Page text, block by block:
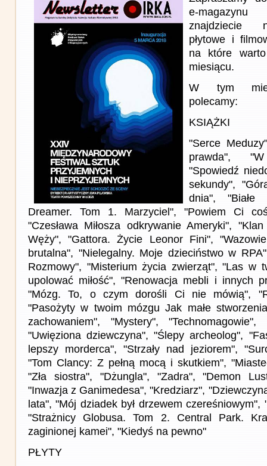
e-
znajdziecie
płytowe i
na które
miesiącu.
W tym
polecamy:
KSIĄŻKI
"Serce
prawda",
"Spowiedź
sekundy",
dnia", "Białe
Dreamer. Tom 1. Marzyciel", "Powiem Ci
"Czesława Miłosza odkrywanie Ameryki",
Węży", "Gattora. Życie Leonor Fini",
brutalna", "Nielegalny. Moje dzieciństwo w
Rozmowy", "Misterium życia zwierząt", "Las w
upolować miłość", "Renowacja mebli i innych
"Mózg. To, o czym dorośli Ci nie mówią",
"Pasożyty w twoim mózgu Jak małe
zachowaniem", "Mystery",
"Uwięziona dziewczyna", "Ślepy archeolog",
lepszy morderca", "Strzały nad jeziorem",
"Tom Clancy: Z pełną mocą i skutkiem",
"Zła siostra", "Dżungla", "Zadra", "Demon
"Inwazja z Ganimedesa", "Kredziarz",
lata", "Mój dziadek był drzewem czereśniowym",
"Strażnicy Globusa. Tom 2. Central Park.
zaginionej kamei", "Kiedyś na pewno"
PŁYTY